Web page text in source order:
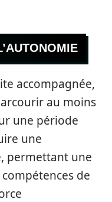
accompagnée,
au moins
une période
une
permettant une
de